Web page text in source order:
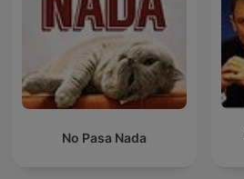
No Pasa Nada